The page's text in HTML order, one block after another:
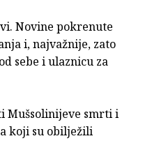
Novine pokrenute
i, najvažnije, zato
sebe i ulaznicu za
Mušsolinijeve smrti i
koji su obilježili